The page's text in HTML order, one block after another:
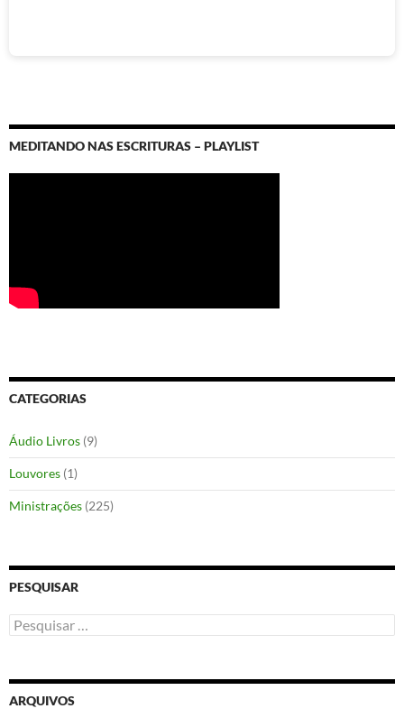
MEDITANDO NAS ESCRITURAS – PLAYLIST
CATEGORIAS
Áudio Livros (9)
Louvores (1)
Ministrações (225)
PESQUISAR
Pesquisar
por:
ARQUIVOS